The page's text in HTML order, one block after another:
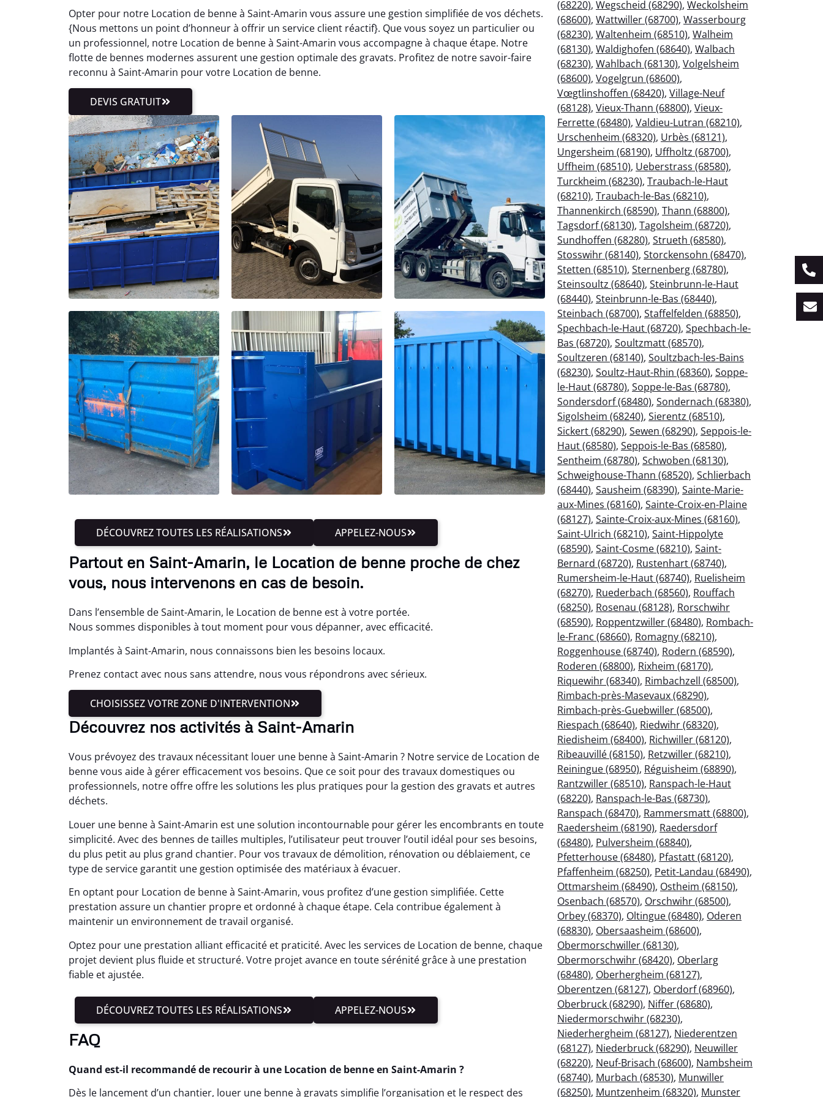
Opter pour notre Location de benne à Saint-Amarin vous assure une gestion simplifiée de vos déchets.
{Nous mettons un point d’honneur à offrir un service client réactif}. Que vous soyez un particulier ou
un professionnel, notre Location de benne à Saint-Amarin vous accompagne à chaque étape. Notre
flotte de bennes modernes assurent une gestion optimale des gravats. Profitez de notre savoir-faire
reconnu à Saint-Amarin pour votre Location de benne.
DEVIS GRATUIT
DÉCOUVREZ TOUTES LES RÉALISATIONS APPELEZ-NOUS
Partout en Saint-Amarin, le Location de benne proche de chez
vous, nous intervenons en cas de besoin.
Dans l’ensemble de Saint-Amarin, le Location de benne est à votre portée.
Nous sommes disponibles à tout moment pour vous dépanner, avec efficacité.
Implantés à Saint-Amarin, nous connaissons bien les besoins locaux.
Prenez contact avec nous sans attendre, nous vous répondrons avec sérieux.
CHOISISSEZ VOTRE ZONE D'INTERVENTION
Découvrez nos activités à Saint-Amarin
Vous prévoyez des travaux nécessitant louer une benne à Saint-Amarin ? Notre service de Location de
benne vous aide à gérer efficacement vos besoins. Que ce soit pour des travaux domestiques ou
professionnels, notre offre offre les solutions les plus pratiques pour la gestion des gravats et autres
déchets.
Louer une benne à Saint-Amarin est une solution incontournable pour gérer les encombrants en toute
simplicité. Avec des bennes de tailles multiples, l’utilisateur peut trouver l’outil idéal pour ses besoins,
du plus petit au plus grand chantier. Pour vos travaux de démolition, rénovation ou déblaiement, ce
type de service garantit une gestion optimisée des matériaux à évacuer.
En optant pour Location de benne à Saint-Amarin, vous profitez d’une gestion simplifiée. Cette
prestation assure un chantier propre et ordonné à chaque étape. Cela contribue également à
maintenir un environnement de travail organisé.
Optez pour une prestation alliant efficacité et praticité. Avec les services de Location de benne, chaque
projet devient plus fluide et structuré. Votre projet avance en toute sérénité grâce à une prestation
fiable et ajustée.
DÉCOUVREZ TOUTES LES RÉALISATIONS APPELEZ-NOUS
FAQ
Quand est-il recommandé de recourir à une Location de benne en Saint-Amarin ?
Dès le lancement d’un chantier, louer une benne à gravats simplifie l’organisation et le respect des
(68220), Wegscheid (68290), Weckolsheim
(68600), Wattwiller (68700), Wasserbourg
(68230), Waltenheim (68510), Walheim
(68130), Waldighofen (68640), Walbach
(68230), Wahlbach (68130), Volgelsheim
(68600), Vogelgrun (68600),
Vœgtlinshoffen (68420), Village-Neuf
(68128), Vieux-Thann (68800), Vieux-
Ferrette (68480), Valdieu-Lutran (68210),
Urschenheim (68320), Urbès (68121),
Ungersheim (68190), Uffholtz (68700),
Uffheim (68510), Ueberstrass (68580),
Turckheim (68230), Traubach-le-Haut
(68210), Traubach-le-Bas (68210),
Thannenkirch (68590), Thann (68800),
Tagsdorf (68130), Tagolsheim (68720),
Sundhoffen (68280), Strueth (68580),
Stosswihr (68140), Storckensohn (68470),
Stetten (68510), Sternenberg (68780),
Steinsoultz (68640), Steinbrunn-le-Haut
(68440), Steinbrunn-le-Bas (68440),
Steinbach (68700), Staffelfelden (68850),
Spechbach-le-Haut (68720), Spechbach-le-
Bas (68720), Soultzmatt (68570),
Soultzeren (68140), Soultzbach-les-Bains
(68230), Soultz-Haut-Rhin (68360), Soppe-
le-Haut (68780), Soppe-le-Bas (68780),
Sondersdorf (68480), Sondernach (68380),
Sigolsheim (68240), Sierentz (68510),
Sickert (68290), Sewen (68290), Seppois-le-
Haut (68580), Seppois-le-Bas (68580),
Sentheim (68780), Schwoben (68130),
Schweighouse-Thann (68520), Schlierbach
(68440), Sausheim (68390), Sainte-Marie-
aux-Mines (68160), Sainte-Croix-en-Plaine
(68127), Sainte-Croix-aux-Mines (68160),
Saint-Ulrich (68210), Saint-Hippolyte
(68590), Saint-Cosme (68210), Saint-
Bernard (68720), Rustenhart (68740),
Rumersheim-le-Haut (68740), Ruelisheim
(68270), Ruederbach (68560), Rouffach
(68250), Rosenau (68128), Rorschwihr
(68590), Roppentzwiller (68480), Rombach-
le-Franc (68660), Romagny (68210),
Roggenhouse (68740), Rodern (68590),
Roderen (68800), Rixheim (68170),
Riquewihr (68340), Rimbachzell (68500),
Rimbach-près-Masevaux (68290),
Rimbach-près-Guebwiller (68500),
Riespach (68640), Riedwihr (68320),
Riedisheim (68400), Richwiller (68120),
Ribeauvillé (68150), Retzwiller (68210),
Reiningue (68950), Réguisheim (68890),
Rantzwiller (68510), Ranspach-le-Haut
(68220), Ranspach-le-Bas (68730),
Ranspach (68470), Rammersmatt (68800),
Raedersheim (68190), Raedersdorf
(68480), Pulversheim (68840),
Pfetterhouse (68480), Pfastatt (68120),
Pfaffenheim (68250), Petit-Landau (68490),
Ottmarsheim (68490), Ostheim (68150),
Osenbach (68570), Orschwihr (68500),
Orbey (68370), Oltingue (68480), Oderen
(68830), Obersaasheim (68600),
Obermorschwiller (68130),
Obermorschwihr (68420), Oberlarg
(68480), Oberhergheim (68127),
Oberentzen (68127), Oberdorf (68960),
Oberbruck (68290), Niffer (68680),
Niedermorschwihr (68230),
Niederhergheim (68127), Niederentzen
(68127), Niederbruck (68290), Neuwiller
(68220), Neuf-Brisach (68600), Nambsheim
(68740), Murbach (68530), Munwiller
(68250), Muntzenheim (68320), Munster